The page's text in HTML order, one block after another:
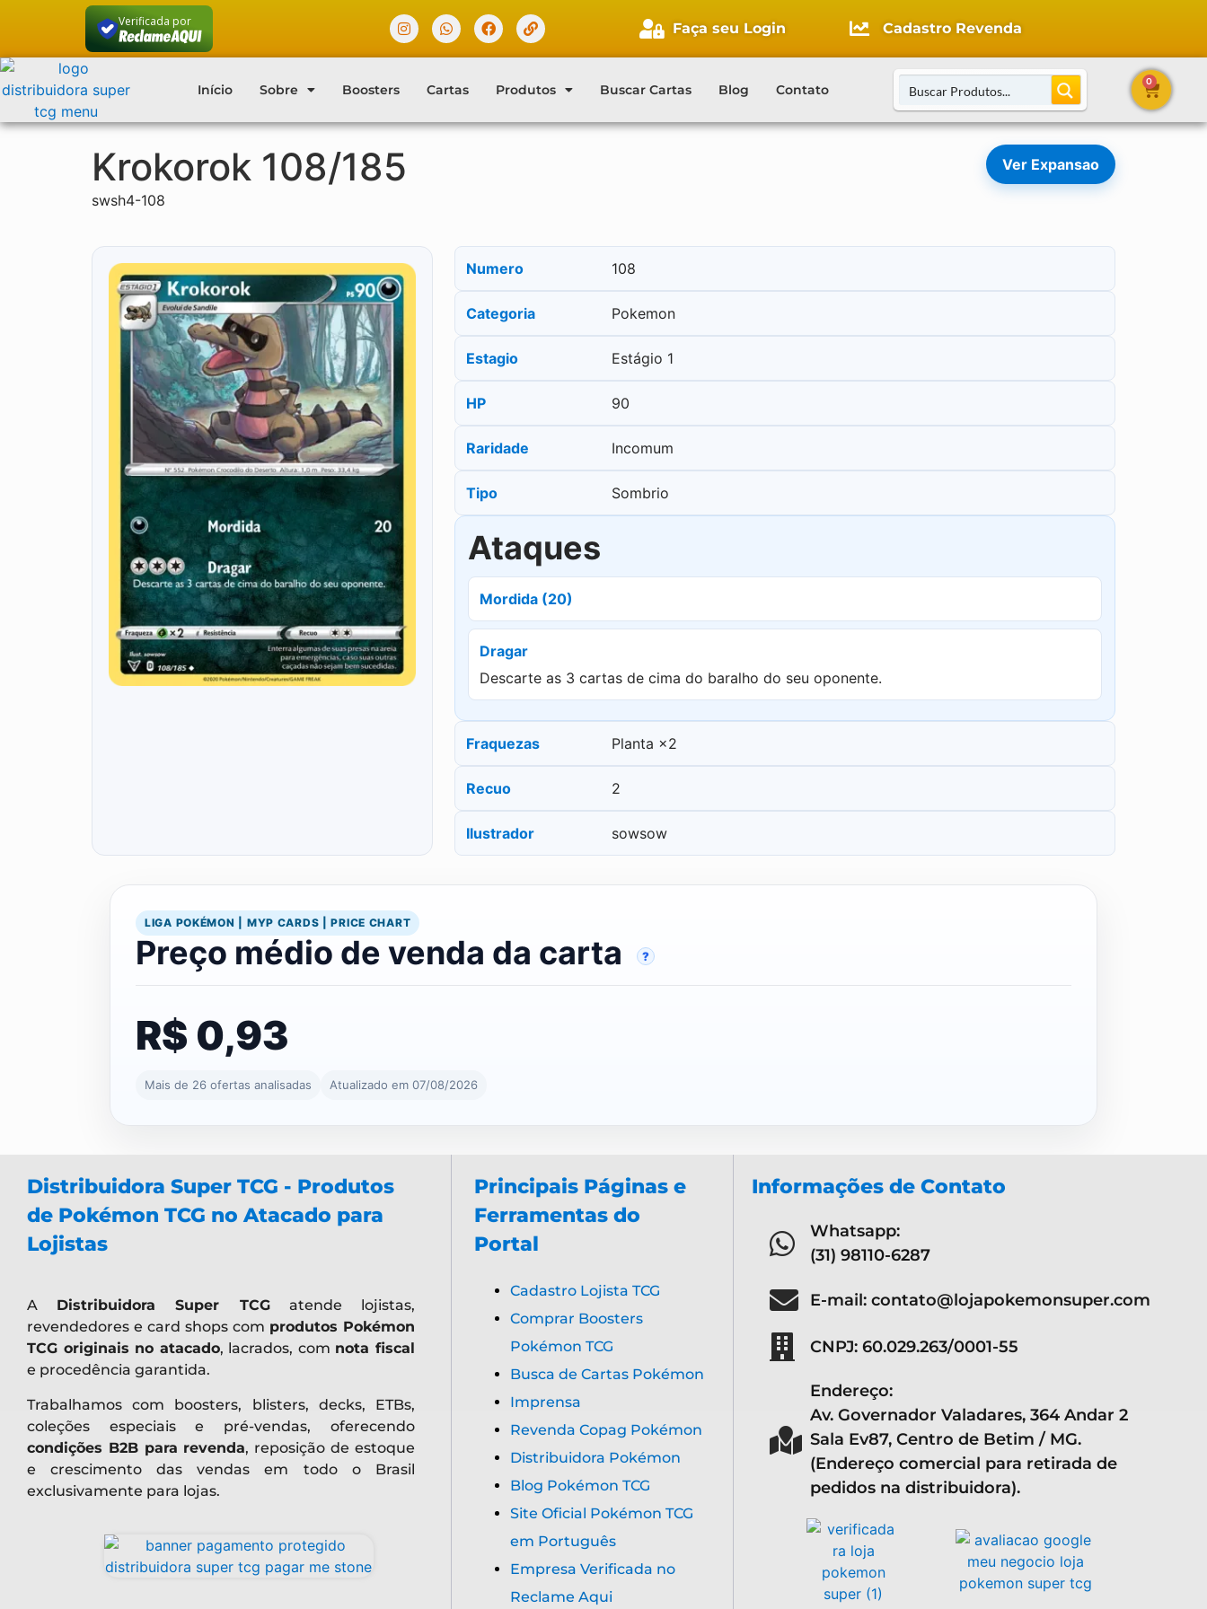
Verificada por Faça seu Login Cadastro Revenda
Início Sobre Boosters Cartas Produtos Buscar Cartas Blog Contato
0
Krokorok 108/185
swsh4-108
Ver Expansao
Numero 108
Categoria Pokemon
Estagio Estágio 1
HP 90
Raridade Incomum
Tipo Sombrio
Ataques
Mordida (20)
Dragar
Descarte as 3 cartas de cima do baralho do seu oponente.
Fraquezas Planta ×2
Recuo 2
Ilustrador sowsow
LIGA POKÉMON | MYP CARDS | PRICE CHART
Preço médio de venda da carta ?
R$ 0,93
Mais de 26 ofertas analisadas Atualizado em 07/08/2026
Distribuidora Super TCG - Produtos
de Pokémon TCG no Atacado para
Lojistas
A Distribuidora Super TCGatende lojistas,
revendedores e card shops com produtos Pokémon
TCG originais no atacado, lacrados, com nota fiscal
e procedência garantida.
Trabalhamos com boosters, blisters, decks, ETBs,
coleções especiais e pré-vendas, oferecendo
condições B2B para revenda, reposição de estoque
e crescimento das vendas em todo o Brasil
exclusivamente para lojas.
Principais Páginas e
Ferramentas do
Portal
Cadastro Lojista TCG
Comprar Boosters
Pokémon TCG
Busca de Cartas Pokémon
Imprensa
Revenda Copag Pokémon
Distribuidora Pokémon
Blog Pokémon TCG
Site Oficial Pokémon TCG
em Português
Empresa Verificada no
Reclame Aqui
Informações de Contato
Whatsapp:
(31) 98110-6287
E-mail: contato@lojapokemonsuper.com
CNPJ: 60.029.263/0001-55
Endereço:
Av. Governador Valadares, 364 Andar 2
Sala Ev87, Centro de Betim / MG.
(Endereço comercial para retirada de
pedidos na distribuidora).